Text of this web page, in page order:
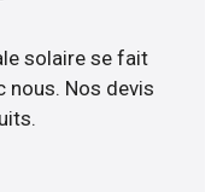
solaire se fait
nous. Nos devis